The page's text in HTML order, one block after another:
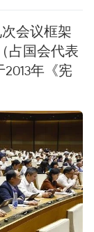
会议框架
占国会代表
年《宪